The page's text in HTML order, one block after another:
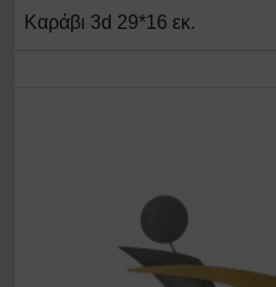
Καράβι 3d 29*16 εκ.